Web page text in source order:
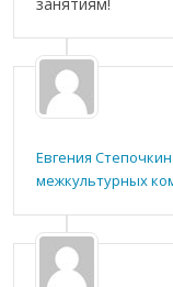
Евгения
межкультурных